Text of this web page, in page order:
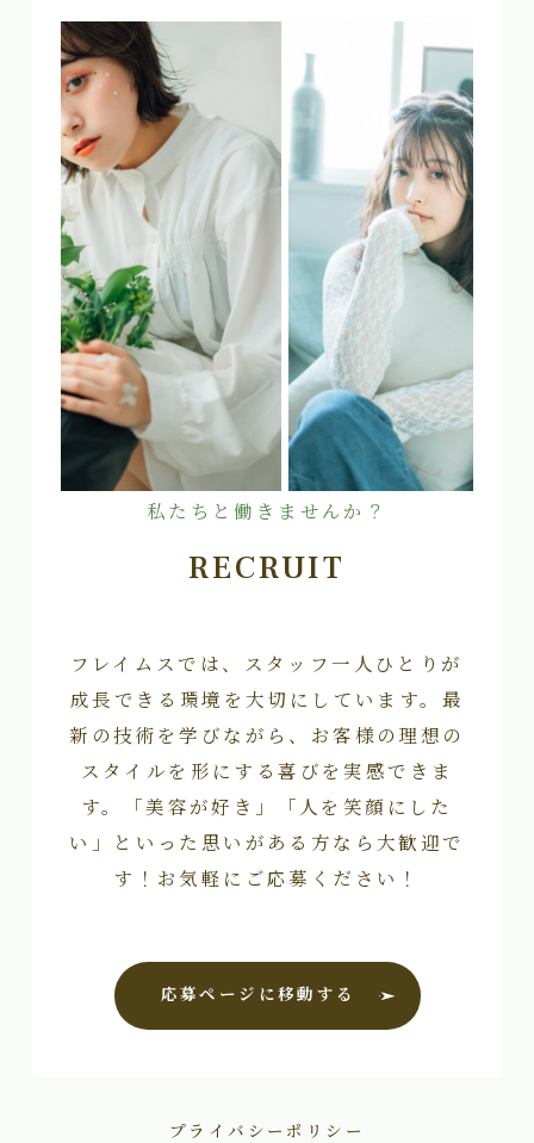
私たちと働きませんか？
RECRUIT
フレイムスでは、スタッフ一人ひとりが
成長できる環境を大切にしています。最
新の技術を学びながら、お客様の理想の
スタイルを形にする喜びを実感できま
す。「美容が好き」「人を笑顔にした
い」といった思いがある方なら大歓迎で
す！お気軽にご応募ください！
応募ページに移動する
プライバシーポリシー